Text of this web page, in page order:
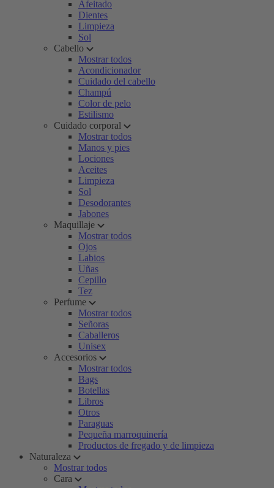
Afeitado
Dientes
Limpieza
Sol
Cabello
Mostrar todos
Acondicionador
Cuidado del cabello
Champú
Color de pelo
Estilismo
Cuidado corporal
Mostrar todos
Manos y pies
Lociones
Aceites
Limpieza
Sol
Desodorantes
Jabones
Maquillaje
Mostrar todos
Ojos
Labios
Uñas
Cepillo
Tez
Perfume
Mostrar todos
Señoras
Caballeros
Unisex
Accesorios
Mostrar todos
Bags
Botellas
Libros
Otros
Paraguas
Pequeña marroquinería
Productos de fregado y de limpieza
Naturaleza
Mostrar todos
Cara